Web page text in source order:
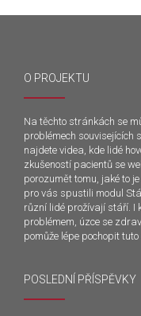
O PROJEKTU
Na těchto stránkách se
problémech souvisejících
najdete videa, kde lidé
zkušeností pacientů se
porozumět tomu, jaké to
pro vás spustili modul
různí lidé prožívají stáří. I
problémem, úzce se
pomůže lépe pochopit
POSLEDNÍ PŘÍSPĚVKY